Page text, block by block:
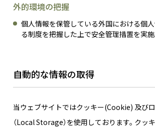
外的環境の把握
個人情報を保管している外国における個
る制度を把握した上で安全管理措置を実施
自動的な情報の取得
当ウェブサイトではクッキー(Cookie) 及び
（Local Storage）を使用しております。 クッ